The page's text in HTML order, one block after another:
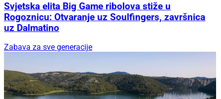
Svjetska elita Big Game ribolova stiže u
Rogoznicu: Otvaranje uz Soulfingers, završnica
uz Dalmatino
Zabava za sve generacije